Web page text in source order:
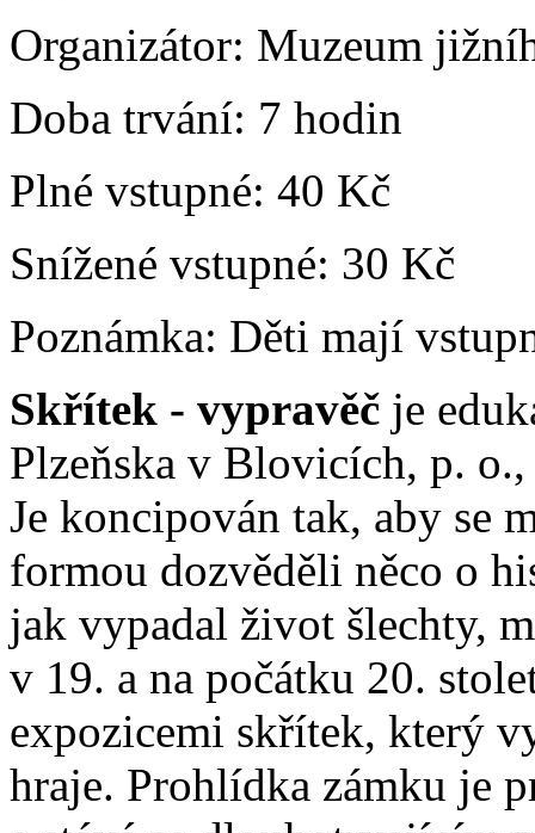
Organizátor: Muzeum
Doba trvání: 7 hodin
Plné vstupné: 40 Kč
Snížené vstupné: 30 Kč
Poznámka: Děti mají
Skřítek - vypravěč je
Plzeňska v Blovicích, p.
Je koncipován tak, aby se
formou dozvěděli něco o
jak vypadal život šlechty,
v 19. a na počátku 20.
expozicemi skřítek, který
hraje. Prohlídka zámku je